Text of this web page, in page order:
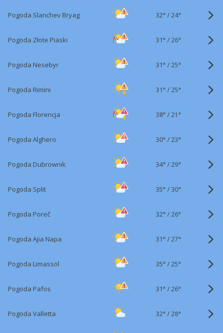
Pogoda Slanchev Bryag 32° /24°
Pogoda Złote Piaski 31° /26°
Pogoda Nesebyr 31° /25°
Pogoda Rimini 31° /25°
Pogoda Florencja 38° /21°
Pogoda Alghero 30° /23°
Pogoda Dubrownik 34° /29°
Pogoda Split 35° /30°
Pogoda Poreč 32° /26°
Pogoda Ajia Napa 31° /27°
Pogoda Limassol 35° /25°
Pogoda Pafos 31° /26°
Pogoda Valletta 32° /28°